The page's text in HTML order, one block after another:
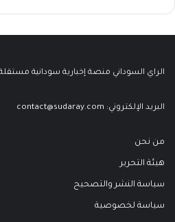
الراي السوداني منصة إخبارية سودانية مستقلة،
البريد الإلكتروني: contact@sudaray.com
من نحن
هيئة التحرير
سياسة النشر والتصحيح
سياسة لخصوصية